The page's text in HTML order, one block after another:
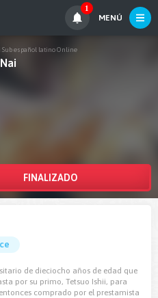
1
MENÚ
Sub español latino Online
FINALIZADO
de dieciocho años de edad que
por su primo, Tetsuo Ishii, para
comprado por el prestamista